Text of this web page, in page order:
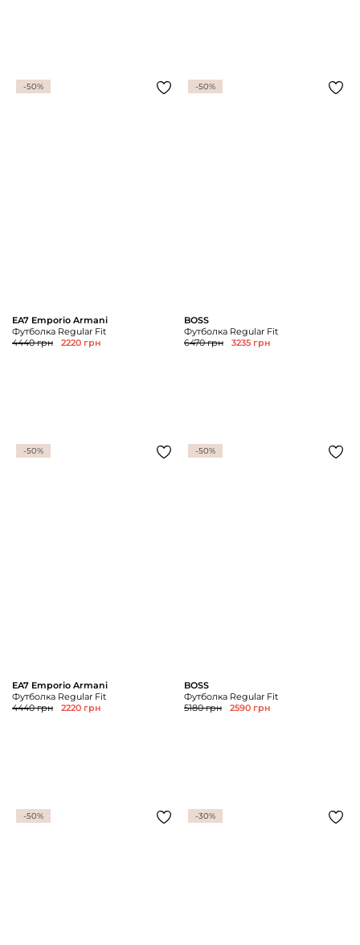
-50%
EA7 Emporio Armani
Футболка Regular Fit
4440 грн
2220 грн
-50%
BOSS
Футболка Regular Fit
6470 грн
3235 грн
-50%
EA7 Emporio Armani
Футболка Regular Fit
4440 грн
2220 грн
-50%
BOSS
Футболка Regular Fit
5180 грн
2590 грн
-50% -30%